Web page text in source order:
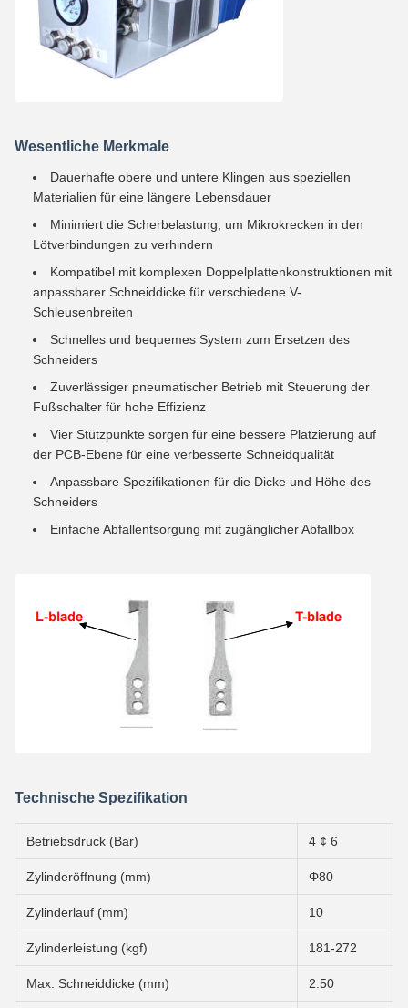
Wesentliche Merkmale
Dauerhafte obere und untere Klingen aus speziellen
Materialien für eine längere Lebensdauer
Minimiert die Scherbelastung, um Mikrokrecken in den
Lötverbindungen zu verhindern
Kompatibel mit komplexen Doppelplattenkonstruktionen mit
anpassbarer Schneiddicke für verschiedene V-
Schleusenbreiten
Schnelles und bequemes System zum Ersetzen des
Schneiders
Zuverlässiger pneumatischer Betrieb mit Steuerung der
Fußschalter für hohe Effizienz
Vier Stützpunkte sorgen für eine bessere Platzierung auf
der PCB-Ebene für eine verbesserte Schneidqualität
Anpassbare Spezifikationen für die Dicke und Höhe des
Schneiders
Einfache Abfallentsorgung mit zugänglicher Abfallbox
Technische Spezifikation
Betriebsdruck (Bar) 4 ¢ 6
Zylinderöffnung (mm) Φ80
Zylinderlauf (mm) 10
Zylinderleistung (kgf) 181-272
Max. Schneiddicke (mm) 2.50